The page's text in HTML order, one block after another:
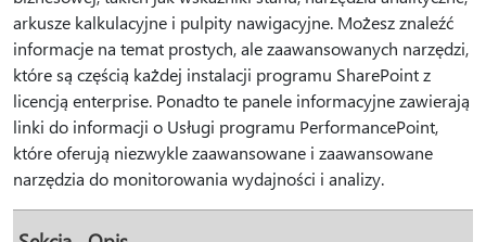
arkusze kalkulacyjne i pulpity nawigacyjne. Możesz znaleźć
informacje na temat prostych, ale zaawansowanych narzędzi,
które są częścią każdej instalacji programu SharePoint z
licencją enterprise. Ponadto te panele informacyjne zawierają
linki do informacji o Usługi programu PerformancePoint,
które oferują niezwykle zaawansowane i zaawansowane
narzędzia do monitorowania wydajności i analizy.